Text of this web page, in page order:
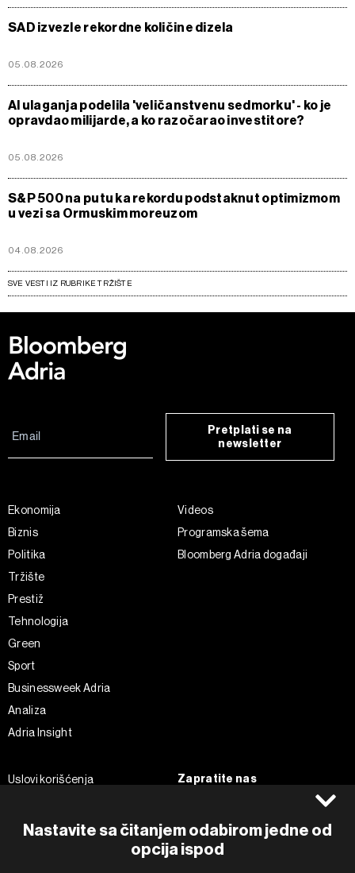
SAD izvezle rekordne količine dizela
05.08.2026
AI ulaganja podelila 'veličanstvenu sedmorku' - ko je
opravdao milijarde, a ko razočarao investitore?
05.08.2026
S&P 500 na putu ka rekordu podstaknut optimizmom
u vezi sa Ormuskim moreuzom
04.08.2026
SVE VESTI IZ RUBRIKE TRŽIŠTE
Nastavite sa čitanjem odabirom jedne od
opcija ispod
Pretplati se na
newsletter
Ekonomija
Biznis
Politika
Tržište
Prestiž
Tehnologija
Green
Sport
Businessweek Adria
Analiza
Adria Insight
Videos
Programska šema
Bloomberg Adria događaji
Uslovi korišćenja
Impressum
Zapratite nas
Instagram
Twitter